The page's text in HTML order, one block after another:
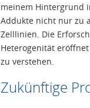
meinem Hintergrund
Addukte nicht nur zu
Zelllinien. Die
Heterogenität
zu verstehen.
Zukünftige